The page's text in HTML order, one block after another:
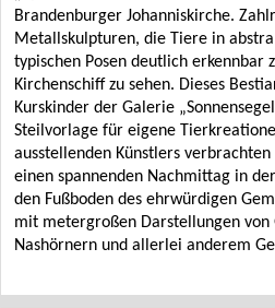
Ausstellung
DruckLaden
Archiv
Verkauf
Kontakt
Brandenburger Johanniskirche.
Metallskulpturen, die Tiere in
typischen Posen deutlich erkennbar
Kirchenschiff zu sehen. Dieses
Kurskinder der Galerie
Steilvorlage für eigene
ausstellenden Künstlers
einen spannenden Nachmittag in
den Fußboden des ehrwürdigen
mit metergroßen Darstellungen von
Nashörnern und allerlei anderem